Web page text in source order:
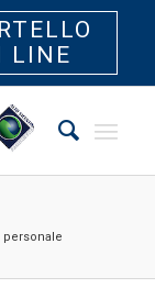
LINE
personale